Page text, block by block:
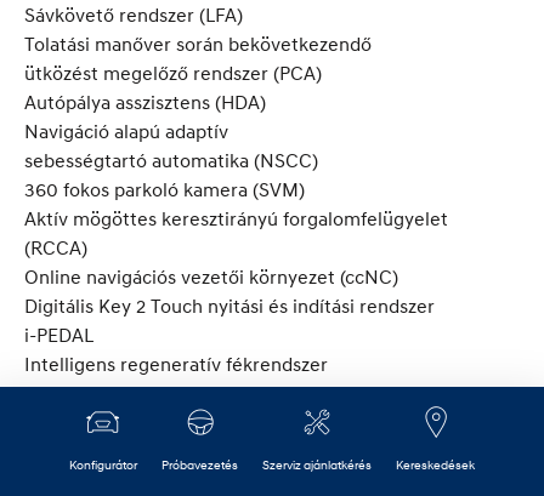
Sávkövető rendszer (LFA)
Tolatási manőver során bekövetkezendő
ütközést megelőző rendszer (PCA)
Autópálya asszisztens (HDA)
Navigáció alapú adaptív
sebességtartó automatika (NSCC)
360 fokos parkoló kamera (SVM)
Aktív mögöttes keresztirányú forgalomfelügyelet
(RCCA)
Online navigációs vezetői környezet (ccNC)
Digitális Key 2 Touch nyitási és indítási rendszer
i-PEDAL
Intelligens regeneratív fékrendszer
Rendelhető színek
Karosszériaszínek: Abyss Black gyöngyházfény, Atlas
metálfény, Cyber Gray metálfény, Ecotronic Gray
Konfigurátor Próbavezetés Szerviz ajánlatkérés Kereskedések